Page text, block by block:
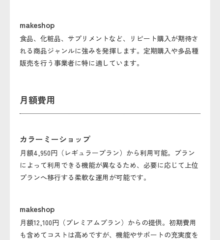
makeshop
食品、化粧品、サプリメントなど、リピート購入が期待さ
れる商品ジャンルに強みを発揮します。定期購入や多品種
販売を行う事業者に特に適しています。
月額費用
カラーミーショップ
月額4,950円（レギュラープラン）から利用可能。プラン
によって利用できる機能が異なるため、必要に応じて上位
プランへ移行する柔軟な運用が可能です。
makeshop
月額12,100円（プレミアムプラン）からの提供。初期費用
も含めてコストは高めですが、機能やサポートの充実度を